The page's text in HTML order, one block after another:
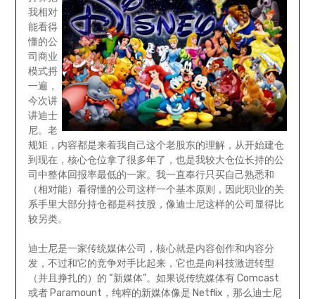
我相对
能看得
懂的公
司商业
模式捋
一遍，
今次讲
讲迪士
尼。老
规矩，内容都是来着我自己这个老股东的理解，从开始建仓
到现在，核心仓位拿了很多年了，也是我较大仓位长持的公
司中整体回报率最低的一家。我一直奉行只买自己熟悉和
（相对能）看得懂的公司这样一个基本原则，因此职业的关
系手里大部分持仓都是科技股，像迪士尼这样的公司显得比
较另类。
迪士尼是一家传统媒体公司，核心就是内容创作和内容分
发，不过和它的竞争对手比起来，它也是向科技激进转型
（并且挣扎的）的 “新媒体”。如果说传统媒体有 Comcast
或者 Paramount，纯粹的新媒体像是 Netflix，那么迪士尼